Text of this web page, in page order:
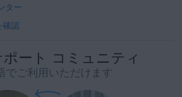
ター
確認
ポート コミュニティ
でご利用いただけます